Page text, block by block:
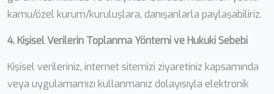
kamu/özel kurum/kuruluşlara, danışanlarla paylaşabiliriz.
4. Kişisel Verilerin Toplanma Yöntemi ve Hukuki Sebebi
Kişisel verileriniz, internet sitemizi ziyaretiniz kapsamında
veya uygulamamızı kullanmanız dolayısıyla elektronik